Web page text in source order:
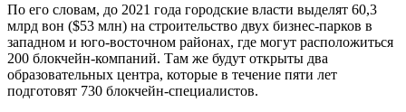
По его словам, до 2021 года городские власти выделят 60,3
млрд вон ($53 млн) на строительство двух бизнес-парков в
западном и юго-восточном районах, где могут расположиться
200 блокчейн-компаний. Там же будут открыты два
образовательных центра, которые в течение пяти лет
подготовят 730 блокчейн-специалистов.